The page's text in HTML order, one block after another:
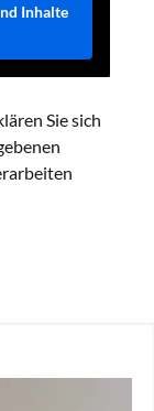
Inhalte
Sie sich